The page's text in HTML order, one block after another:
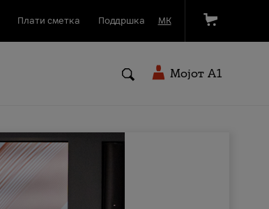
Плати сметка Поддршка МК
Мојот A1